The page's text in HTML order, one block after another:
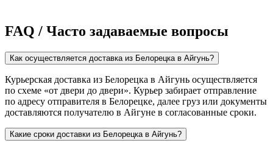
FAQ / Часто задаваемые вопросы
Как осуществляется доставка из Белорецка в Айгунь?
Курьерская доставка из Белорецка в Айгунь осуществляется
по схеме «от двери до двери». Курьер забирает отправление
по адресу отправителя в Белорецке, далее груз или документы
доставляются получателю в Айгуне в согласованные сроки.
Какие сроки доставки из Белорецка в Айгунь?